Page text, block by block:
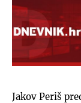
Jakov Periš